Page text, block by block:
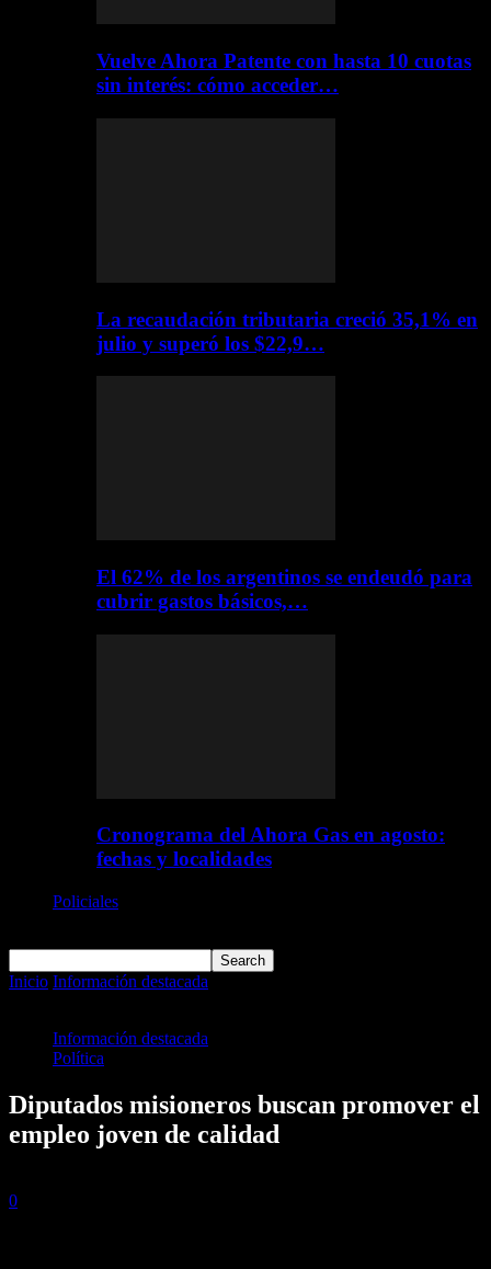
Vuelve Ahora Patente con hasta 10 cuotas
sin interés: cómo acceder…
La recaudación tributaria creció 35,1% en
julio y superó los $22,9…
El 62% de los argentinos se endeudó para
cubrir gastos básicos,…
Cronograma del Ahora Gas en agosto:
fechas y localidades
Policiales
Inicio Información destacada
Información destacada
Política
Diputados misioneros buscan promover el
empleo joven de calidad
0